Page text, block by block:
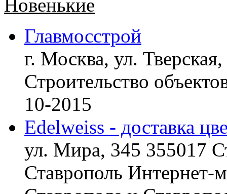
Новенькие
Главмосстрой
г. Москва, ул.
Строительство
10-2015
Edelweiss - доставка
ул. Мира, 345 355017
Ставрополь Интернет-